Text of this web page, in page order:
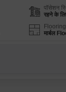
पॉसेशन
रहने के
Flooring
मार्बल